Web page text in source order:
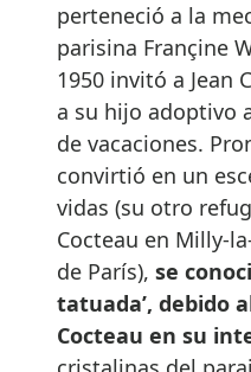
perteneció a la
parisina Françine
1950 invitó a Jean
a su hijo adoptivo
de vacaciones.
convirtió en un
vidas (su otro
Cocteau en Milly-
de París), se
tatuada’, debido
Cocteau en su